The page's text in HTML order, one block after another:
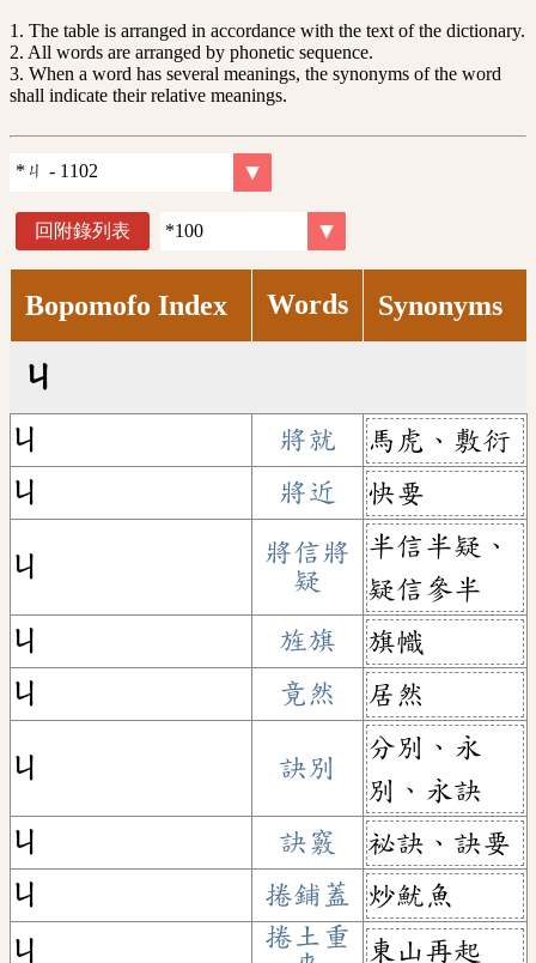
1. The table is arranged in accordance with the text of the dictionary.
2. All words are arranged by phonetic sequence.
3. When a word has several meanings, the synonyms of the word
shall indicate their relative meanings.
回附錄列表
Bopomofo Index Words Synonyms
ㄐ
ㄐ 將就
馬虎、敷衍
ㄐ
將近 快要
ㄐ
將信將
疑
半信半疑、
疑信參半
ㄐ
旌旗
旗幟
ㄐ
竟然 居然
ㄐ 訣別
分別、永
別、永訣
ㄐ
訣竅
祕訣、訣要
ㄐ
捲鋪蓋
炒魷魚
ㄐ
捲土重
東山再起